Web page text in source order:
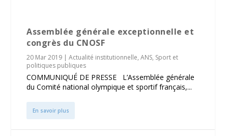
Assemblée générale exceptionnelle et
congrès du CNOSF
20 Mar 2019 |Actualité institutionnelle,ANS, Sport et
politiques publiques
COMMUNIQUÉ DE PRESSE L’Assemblée générale
du Comité national olympique et sportif français,...
En savoir plus